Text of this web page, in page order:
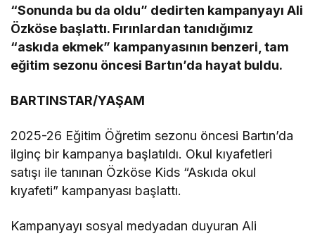
“Sonunda bu da oldu” dedirten kampanyayı Ali
Özköse başlattı. Fırınlardan tanıdığımız
“askıda ekmek” kampanyasının benzeri, tam
eğitim sezonu öncesi Bartın’da hayat buldu.
BARTINSTAR/YAŞAM
2025-26 Eğitim Öğretim sezonu öncesi Bartın’da
ilginç bir kampanya başlatıldı. Okul kıyafetleri
satışı ile tanınan Özköse Kids “Askıda okul
kıyafeti” kampanyası başlattı.
Kampanyayı sosyal medyadan duyuran Ali